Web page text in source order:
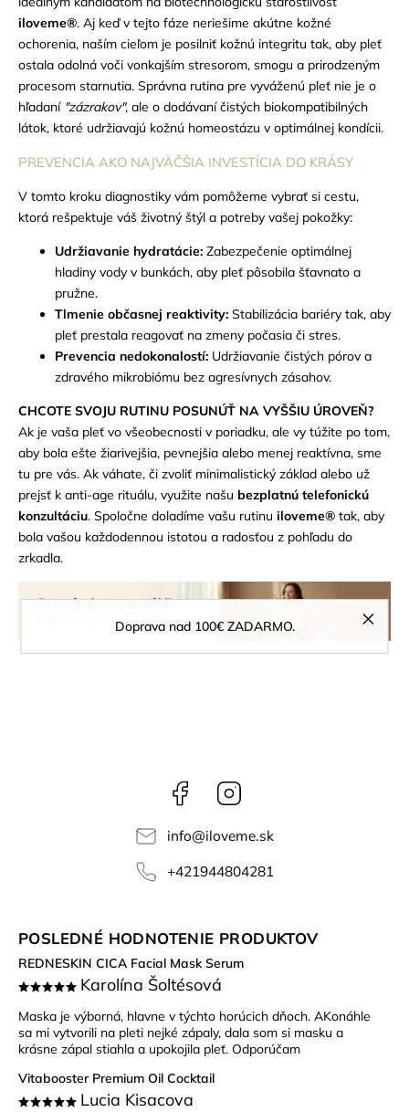
Doprava nad 100€ ZADARMO.
iloveme®. Aj keď v tejto fáze neriešime akútne kožné
ochorenia, naším cieľom je posilniť kožnú integritu tak, aby pleť
ostala odolná voči vonkajším stresorom, smogu a prirodzeným
procesom starnutia. Správna rutina pre vyváženú pleť nie je o
hľadaní "zázrakov", ale o dodávaní čistých biokompatibilných
látok, ktoré udržiavajú kožnú homeostázu v optimálnej kondícii.
PREVENCIA AKO NAJVÄČŠIA INVESTÍCIA DO KRÁSY
V tomto kroku diagnostiky vám pomôžeme vybrať si cestu,
ktorá rešpektuje váš životný štýl a potreby vašej pokožky:
Udržiavanie hydratácie: Zabezpečenie optimálnej
hladiny vody v bunkách, aby pleť pôsobila šťavnato a
pružne.
Tlmenie občasnej reaktivity: Stabilizácia bariéry tak, aby
pleť prestala reagovať na zmeny počasia či stres.
Prevencia nedokonalostí: Udržiavanie čistých pórov a
zdravého mikrobiómu bez agresívnych zásahov.
CHCOTE SVOJU RUTINU POSUNÚŤ NA VYŠŠIU ÚROVEŇ?
Ak je vaša pleť vo všeobecnosti v poriadku, ale vy túžite po tom,
aby bola ešte žiarivejšia, pevnejšia alebo menej reaktívna, sme
tu pre vás. Ak váhate, či zvoliť minimalistický základ alebo už
prejsť k anti-age rituálu, využite našu bezplatnú telefonickú
konzultáciu. Spoločne doladíme vašu rutinu iloveme® tak, aby
bola vašou každodennou istotou a radosťou z pohľadu do
zrkadla.
Facebook
info@iloveme.sk
+421944804281
POSLEDNÉ HODNOTENIE PRODUKTOV
REDNESKIN CICA Facial Mask Serum
Karolína Šoltésová
Maska je výborná, hlavne v týchto horúcich dňoch. AKonáhle
sa mi vytvorili na pleti nejké zápaly, dala som si masku a
krásne zápal stiahla a upokojila pleť. Odporúčam
Vitabooster Premium Oil Cocktail
Lucia Kisacova